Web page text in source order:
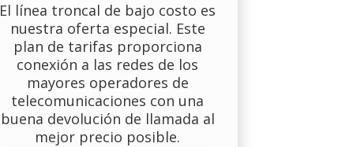
El línea troncal de bajo costo es
nuestra oferta especial. Este
plan de tarifas proporciona
conexión a las redes de los
mayores operadores de
telecomunicaciones con una
buena devolución de llamada al
mejor precio posible.